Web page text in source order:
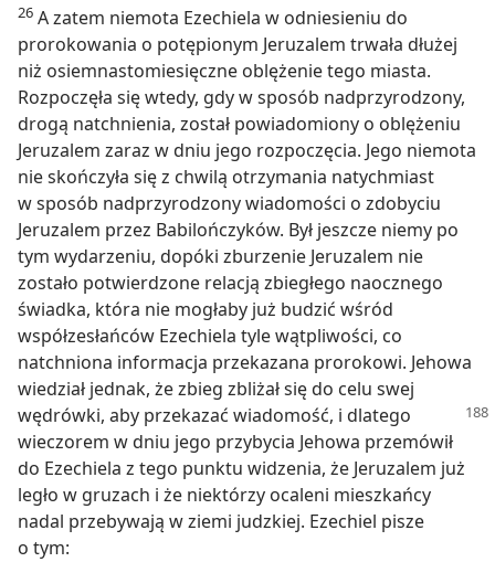
26 A zatem niemota Ezechiela w odniesieniu do
prorokowania o potępionym Jeruzalem trwała dłużej
niż osiemnastomiesięczne oblężenie tego miasta.
Rozpoczęła się wtedy, gdy w sposób nadprzyrodzony,
drogą natchnienia, został powiadomiony o oblężeniu
Jeruzalem zaraz w dniu jego rozpoczęcia. Jego niemota
nie skończyła się z chwilą otrzymania natychmiast
w sposób nadprzyrodzony wiadomości o zdobyciu
Jeruzalem przez Babilończyków. Był jeszcze niemy po
tym wydarzeniu, dopóki zburzenie Jeruzalem nie
zostało potwierdzone relacją zbiegłego naocznego
świadka, która nie mogłaby już budzić wśród
współzesłańców Ezechiela tyle wątpliwości, co
natchniona informacja przekazana prorokowi. Jehowa
wiedział jednak, że zbieg zbliżał się do celu swej
wędrówki, aby przekazać wiadomość, i dlatego
wieczorem w dniu jego przybycia Jehowa przemówił
do Ezechiela z tego punktu widzenia, że Jeruzalem już
legło w gruzach i że niektórzy ocaleni mieszkańcy
nadal przebywają w ziemi judzkiej. Ezechiel pisze
o tym: